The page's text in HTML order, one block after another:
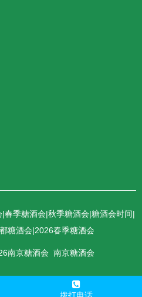
春季糖酒会|秋季糖酒会|糖酒会时间|
糖酒会|2026春季糖酒会
南京糖酒会 南京糖酒会
拨打电话